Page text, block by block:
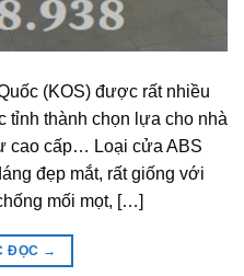
(KOS) được rất nhiều
tỉnh thành chọn lựa cho nhà
cao cấp… Loại cửa ABS
đẹp mắt, rất giống với
mối mọt, […]
ĐỌC →